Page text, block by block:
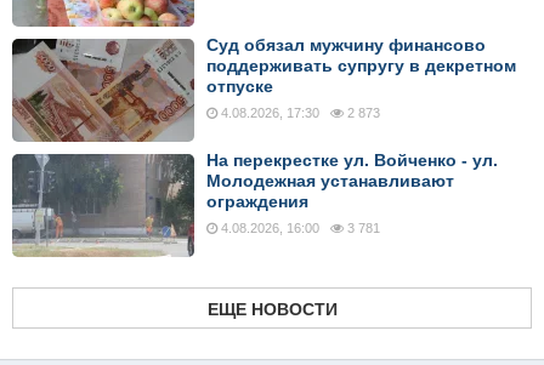
Суд обязал мужчину финансово
поддерживать супругу в декретном
отпуске
4.08.2026, 17:30 2 873
На перекрестке ул. Войченко - ул.
Молодежная устанавливают
ограждения
4.08.2026, 16:00 3 781
ЕЩЕ НОВОСТИ